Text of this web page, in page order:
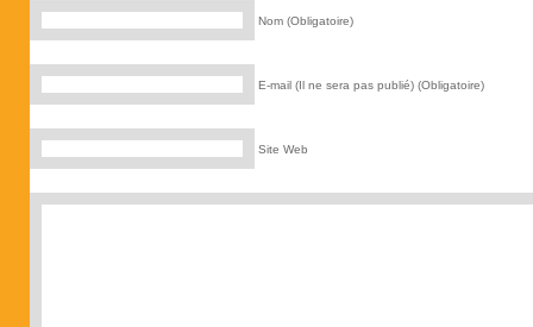
Nom (Obligatoire)
E-mail (Il ne sera pas publié) (Obligatoire)
Site Web